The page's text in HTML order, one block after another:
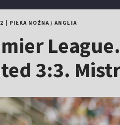
PIŁKA NOŻNA/ANGLIA
3:3.